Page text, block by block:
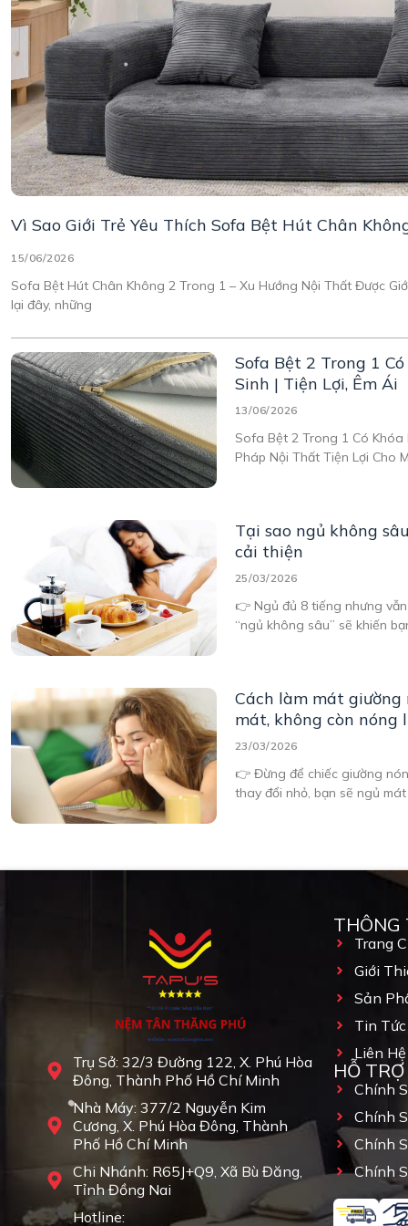
Vì Sao Giới Trẻ Yêu Thích Sofa Bệt Hút Chân
15/06/2026
Sofa Bệt Hút Chân Không 2 Trong 1 – Xu Hướng Nội Thất Được
lại đây, những
Sofa Bệt 2 Trong 1
Sinh | Tiện Lợi, Êm Ái
13/06/2026
Sofa Bệt 2 Trong 1 Có Khóa
Pháp Nội Thất Tiện Lợi Cho
Tại sao ngủ không
cải thiện
25/03/2026
👉 Ngủ đủ 8 tiếng nhưng
“ngủ không sâu” sẽ khiến
Cách làm mát giường
mát, không còn nóng
23/03/2026
👉 Đừng để chiếc giường
thay đổi nhỏ, bạn sẽ ngủ
Trụ Sở: 32/3 Đường 122, X. Phú Hòa
Đông, Thành Phố Hồ Chí Minh
Nhà Máy: 377/2 Nguyễn Kim
Cương, X. Phú Hòa Đông, Thành
Phố Hồ Chí Minh
Chi Nhánh: R65J+Q9, Xã Bù Đăng,
Tỉnh Đồng Nai
Hotline:
THÔNG
Trang
Giới
Sản
Tin Tức
Liên Hệ
HỖ TRỢ
Chính
Chính
Chính
Chính